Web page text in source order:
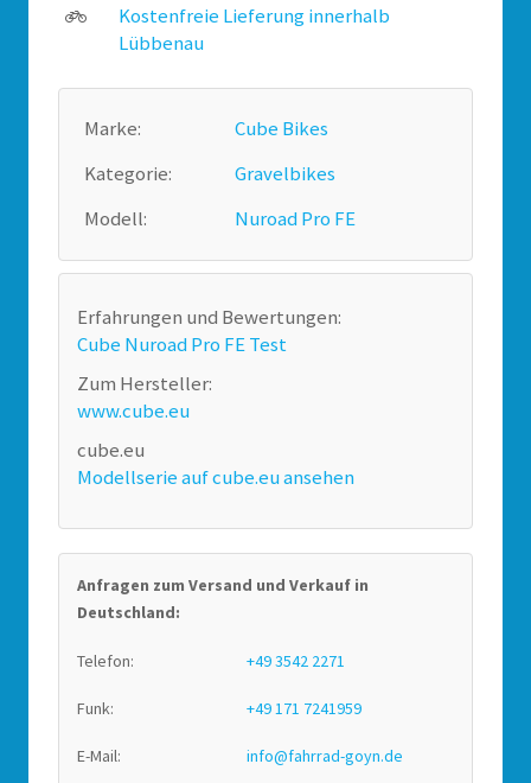
Kostenfreie Lieferung innerhalb
Lübbenau
Marke:
Cube Bikes
Kategorie:
Gravelbikes
Modell:
Nuroad Pro FE
Erfahrungen und Bewertungen:
Cube Nuroad Pro FE Test
Zum Hersteller:
www.cube.eu
cube.eu
Modellserie auf cube.eu ansehen
Anfragen zum Versand und Verkauf in
Deutschland:
Telefon: +49 3542 2271
Funk: +49 171 7241959
E-Mail: info@fahrrad-goyn.de